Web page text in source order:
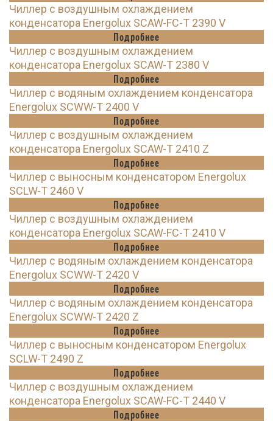
Чиллер с воздушным охлаждением
конденсатора Energolux SCAW-FC-T 2390 V
Подробнее
Чиллер с воздушным охлаждением
конденсатора Energolux SCAW-T 2380 V
Подробнее
Чиллер с водяным охлаждением конденсатора
Energolux SCWW-T 2400 V
Подробнее
Чиллер с воздушным охлаждением
конденсатора Energolux SCAW-T 2410 Z
Подробнее
Чиллер с выносным конденсатором Energolux
SCLW-T 2460 V
Подробнее
Чиллер с воздушным охлаждением
конденсатора Energolux SCAW-FC-T 2410 V
Подробнее
Чиллер с водяным охлаждением конденсатора
Energolux SCWW-T 2420 V
Подробнее
Чиллер с водяным охлаждением конденсатора
Energolux SCWW-T 2420 Z
Подробнее
Чиллер с выносным конденсатором Energolux
SCLW-T 2490 Z
Подробнее
Чиллер с воздушным охлаждением
конденсатора Energolux SCAW-FC-T 2440 V
Подробнее